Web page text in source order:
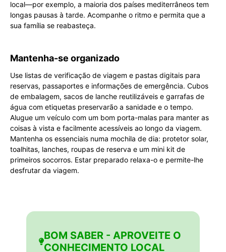
local—por exemplo, a maioria dos países mediterrâneos tem
longas pausas à tarde. Acompanhe o ritmo e permita que a
sua família se reabasteça.
Mantenha-se organizado
Use listas de verificação de viagem e pastas digitais para
reservas, passaportes e informações de emergência. Cubos
de embalagem, sacos de lanche reutilizáveis e garrafas de
água com etiquetas preservarão a sanidade e o tempo.
Alugue um veículo com um bom porta-malas para manter as
coisas à vista e facilmente acessíveis ao longo da viagem.
Mantenha os essenciais numa mochila de dia: protetor solar,
toalhitas, lanches, roupas de reserva e um mini kit de
primeiros socorros. Estar preparado relaxa-o e permite-lhe
desfrutar da viagem.
BOM SABER - APROVEITE O
CONHECIMENTO LOCAL